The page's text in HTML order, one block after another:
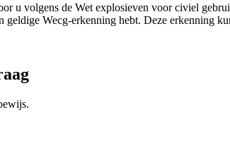
u volgens de Wet explosieven voor civiel
geldige Wecg-erkenning hebt. Deze erkenning